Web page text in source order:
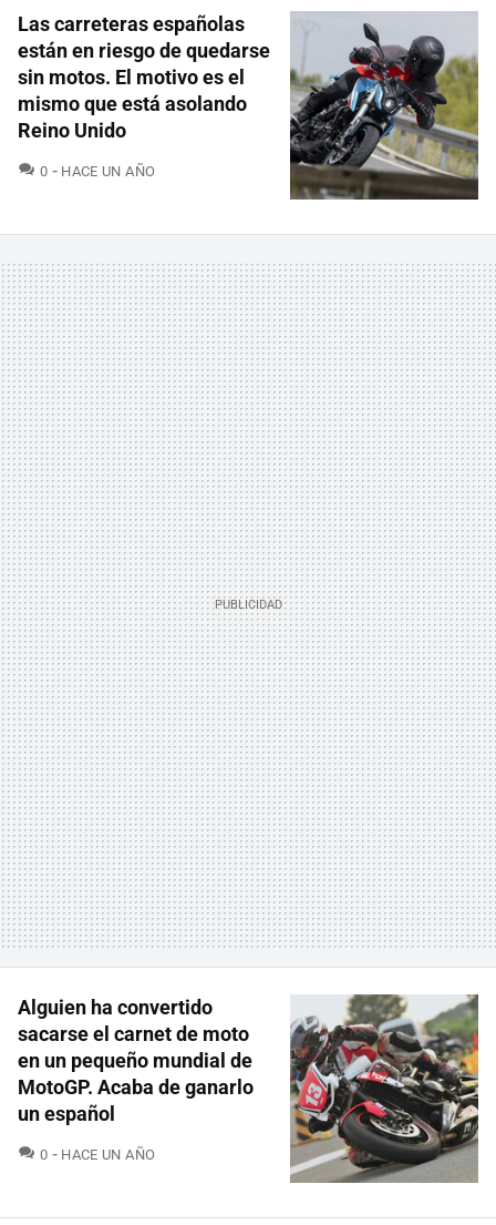
Las carreteras españolas
están en riesgo de quedarse
sin motos. El motivo es el
mismo que está asolando
Reino Unido
0 COMENTARIOS
HACE UN AÑO
Alguien ha convertido
sacarse el carnet de moto
en un pequeño mundial de
MotoGP. Acaba de ganarlo
un español
0 COMENTARIOS
HACE UN AÑO